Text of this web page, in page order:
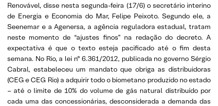
Renovável, disse nesta segunda-feira (17/6) o secretário interino
de Energia e Economia do Mar, Felipe Peixoto. Segundo ele, a
Seenemar e a Agenersa, a agência reguladora estadual, tratam
neste momento de “ajustes finos” na redação do decreto. A
expectativa é que o texto esteja pacificado até o fim desta
semana. No Rio, a lei nº 6.361/2012, publicada no governo Sérgio
Cabral, estabeleceu um mandato que obriga as distribuidoras
(CEG e CEG Rio) a adquirir todo o biometano produzido no estado
– até o limite de 10% do volume de gás natural distribuído por
cada uma das concessionárias, desconsiderada a demanda das